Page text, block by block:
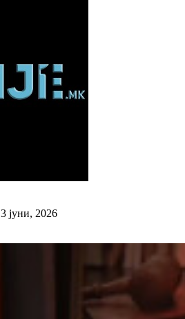
3 јуни, 2026